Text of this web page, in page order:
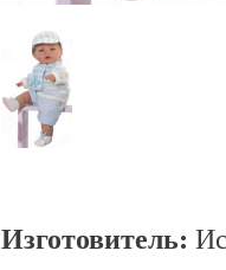
Изготовитель: